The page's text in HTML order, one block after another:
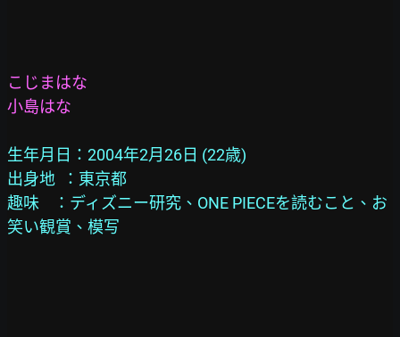
こじまはな
小島はな
生年月日：2004年2月26日 (22歳)
出身地  ：東京都
趣味    ：ディズニー研究、ONE PIECEを読むこと、お
笑い観賞、模写